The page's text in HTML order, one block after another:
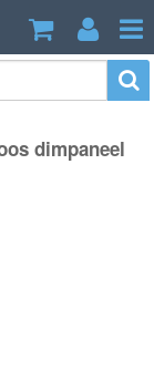
dimpaneel